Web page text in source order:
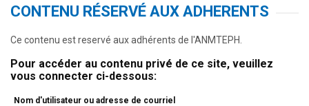
CONTENU RÉSERVÉ AUX ADHERENTS
Ce contenu est reservé aux adhérents de l'ANMTEPH.
Pour accéder au contenu privé de ce site, veuillez
vous connecter ci-dessous:
Nom d'utilisateur ou adresse de courriel